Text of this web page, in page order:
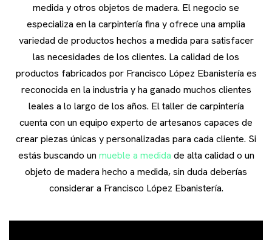
medida y otros objetos de madera. El negocio se
especializa en la carpintería fina y ofrece una amplia
variedad de productos hechos a medida para satisfacer
las necesidades de los clientes. La calidad de los
productos fabricados por Francisco López Ebanistería es
reconocida en la industria y ha ganado muchos clientes
leales a lo largo de los años. El taller de carpintería
cuenta con un equipo experto de artesanos capaces de
crear piezas únicas y personalizadas para cada cliente. Si
estás buscando un mueble a medida de alta calidad o un
objeto de madera hecho a medida, sin duda deberías
considerar a Francisco López Ebanistería.